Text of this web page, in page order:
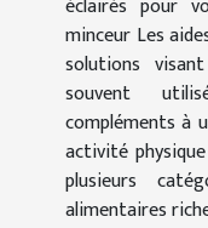
minceur Les
solutions
souvent
compléments à
activité
plusieurs
alimentaires